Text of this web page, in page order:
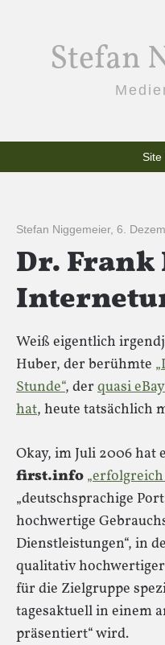
Stefan
Site
Stefan Niggemeier, 6.
Dr. Frank
Weiß eigentlich
Huber, der berühmte
Stunde“, der quasi
hat, heute tatsächlich
Okay, im Juli 2006
first.info
„deutschsprachige
hochwertige
Dienstleistungen“, in
qualitativ
für die Zielgruppe
tagesaktuell in einem
präsentiert“ wird.